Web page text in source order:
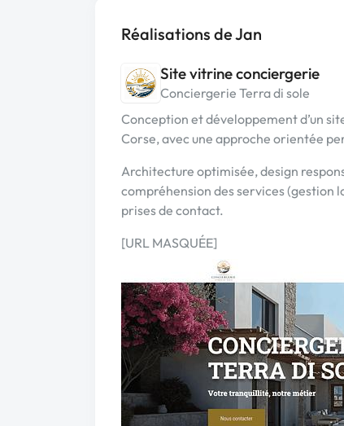
Réalisations de Jan
Site vitrine conciergerie
Conciergerie Terra di sole
Conception et développement d’un
Corse, avec une approche orientée
Architecture optimisée, design
compréhension des services (gestion
prises de contact.
[URL MASQUÉE]